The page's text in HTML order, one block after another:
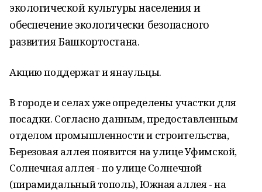
экологической культуры населения и
обеспечение экологически безопасного
развития Башкортостана.
Акцию поддержат и янаульцы.
В городе и селах уже определены участки для
посадки. Согласно данным, предоставленным
отделом промышленности и строительства,
Березовая аллея появится на улице Уфимской,
Солнечная аллея - по улице Солнечной
(пирамидальный тополь), Южная аллея - на